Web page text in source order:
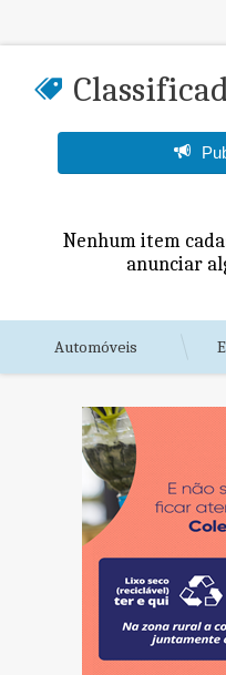
Nenhum item
anunciar
Automóveis